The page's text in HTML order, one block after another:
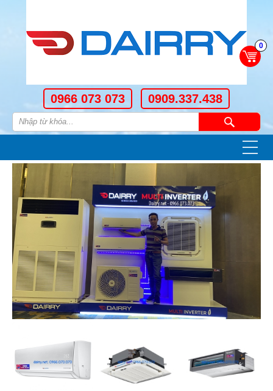
0
0966 073 073 0909.337.438
—
—
—